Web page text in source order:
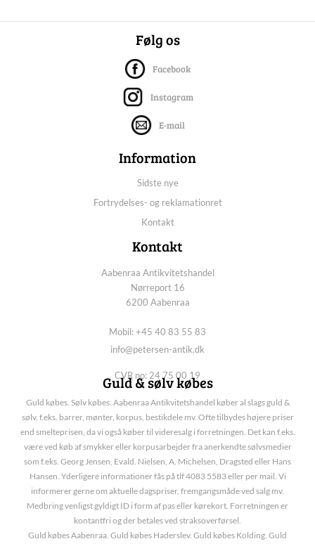
Følg os
Facebook
Instagram
E-mail
Information
Sidste nye
Fortrydelses- og reklamationret
Kontakt
Kontakt
Aabenraa Antikvitetshandel
Nørreport 16
6200 Aabenraa
Mobil: +45 40 83 55 83
info@petersen-antik.dk
CVR no: 24 75 00 19
Guld & sølv købes
Guld købes. Sølv købes. Aabenraa Antikvitetshandel køber al slags guld &
sølv, f.eks. barrer, mønter, korpus, bestikdele mv. Ofte tilbydes højere priser
end smelteprisen, da vi også køber til videresalg i forretningen. Det kan f.eks.
være ved køb af smykker eller korpusarbejder fra anerkendte sølvsmedier
som f.eks. Georg Jensen, Evald. Nielsen, A. Michelsen, Dragsted eller Hans
Hansen. Yderligere informationer fås på tlf 4083 5583 eller per mail. Vi
informerer gerne om aktuelle dagspriser, fremgangsmåde ved salg mv.
Medbring venligst gyldigt ID i form af pas eller kørekort. Forretningen er
kontantfri og der betales ved straksoverførsel.
Guld købes Aabenraa. Guld købes Haderslev. Guld købes Kolding. Guld